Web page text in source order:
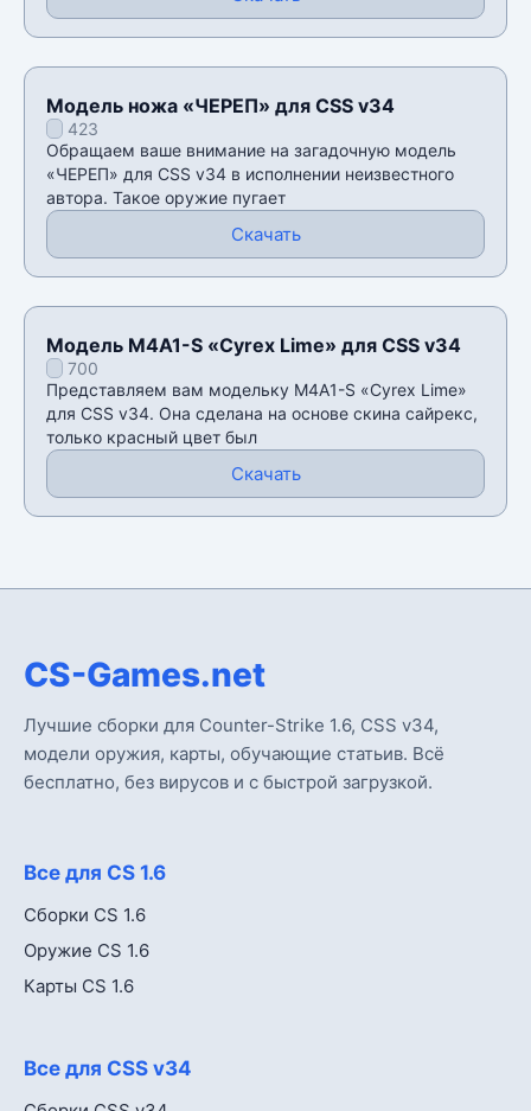
Модель ножа «ЧЕРЕП» для CSS v34
423
Обращаем ваше внимание на загадочную модель
«ЧЕРЕП» для CSS v34 в исполнении неизвестного
автора. Такое оружие пугает
Скачать
Модель M4A1-S «Cyrex Lime» для CSS v34
700
Представляем вам модельку M4A1-S «Cyrex Lime»
для CSS v34. Она сделана на основе скина сайрекс,
только красный цвет был
Скачать
CS-Games.net
Лучшие сборки для Counter-Strike 1.6, CSS v34,
модели оружия, карты, обучающие статьив. Всё
бесплатно, без вирусов и с быстрой загрузкой.
Все для CS 1.6
Сборки CS 1.6
Оружие CS 1.6
Карты CS 1.6
Все для CSS v34